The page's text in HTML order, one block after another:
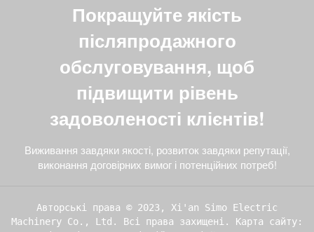
Покращуйте якість
післяпродажного
обслуговування, щоб
підвищити рівень
задоволеності клієнтів!
Виживання завдяки якості, розвиток завдяки репутації,
виконання договірних вимог і потенційних потреб!
Авторські права © 2023, Xi'an Simo Electric
Machinery Co., Ltd. Всі права захищені. Карта сайту: